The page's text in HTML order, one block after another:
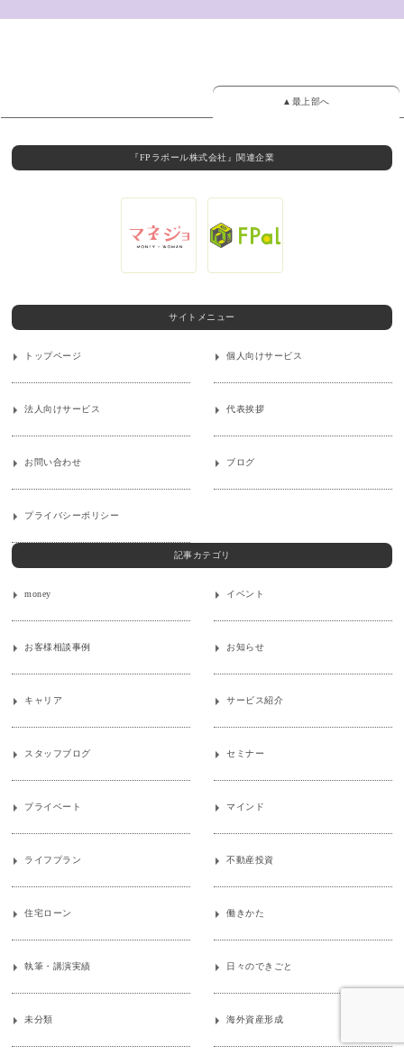
▲最上部へ
『FPラポール株式会社』関連企業
サイトメニュー
トップページ 個人向けサービス
法人向けサービス 代表挨拶
お問い合わせ ブログ
プライバシーポリシー
記事カテゴリ
money イベント
お客様相談事例 お知らせ
キャリア サービス紹介
スタッフブログ セミナー
プライベート マインド
ライフプラン 不動産投資
住宅ローン 働きかた
執筆・講演実績 日々のできごと
未分類 海外資産形成